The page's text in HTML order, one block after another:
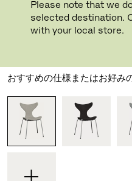
Please note that we
selected destination.
with your local store.
リリー
おすすめの仕様またはお好み